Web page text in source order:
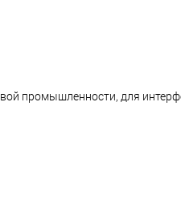
промышленности, для